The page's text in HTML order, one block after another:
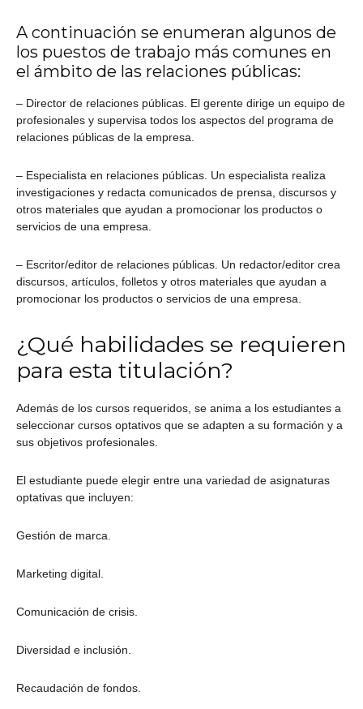
A continuación se enumeran algunos de
los puestos de trabajo más comunes en
el ámbito de las relaciones públicas:
– Director de relaciones públicas. El gerente dirige un equipo de
profesionales y supervisa todos los aspectos del programa de
relaciones públicas de la empresa.
– Especialista en relaciones públicas. Un especialista realiza
investigaciones y redacta comunicados de prensa, discursos y
otros materiales que ayudan a promocionar los productos o
servicios de una empresa.
– Escritor/editor de relaciones públicas. Un redactor/editor crea
discursos, artículos, folletos y otros materiales que ayudan a
promocionar los productos o servicios de una empresa.
¿Qué habilidades se requieren
para esta titulación?
Además de los cursos requeridos, se anima a los estudiantes a
seleccionar cursos optativos que se adapten a su formación y a
sus objetivos profesionales.
El estudiante puede elegir entre una variedad de asignaturas
optativas que incluyen:
Gestión de marca.
Marketing digital.
Comunicación de crisis.
Diversidad e inclusión.
Recaudación de fondos.